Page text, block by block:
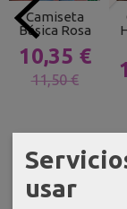
Camiseta
Básica Rosa
10,35 €
11,50 €
usar